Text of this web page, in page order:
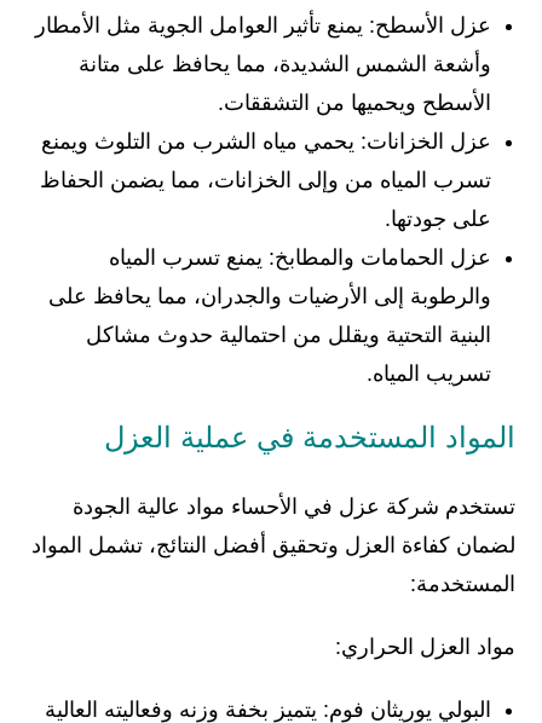
عزل الأسطح: يمنع تأثير العوامل الجوية مثل الأمطار
وأشعة الشمس الشديدة، مما يحافظ على متانة
الأسطح ويحميها من التشققات.
عزل الخزانات: يحمي مياه الشرب من التلوث ويمنع
تسرب المياه من وإلى الخزانات، مما يضمن الحفاظ
على جودتها.
عزل الحمامات والمطابخ: يمنع تسرب المياه
والرطوبة إلى الأرضيات والجدران، مما يحافظ على
البنية التحتية ويقلل من احتمالية حدوث مشاكل
تسريب المياه.
المواد المستخدمة في عملية العزل
تستخدم شركة عزل في الأحساء مواد عالية الجودة
لضمان كفاءة العزل وتحقيق أفضل النتائج، تشمل المواد
المستخدمة:
مواد العزل الحراري:
البولي يوريثان فوم: يتميز بخفة وزنه وفعاليته العالية